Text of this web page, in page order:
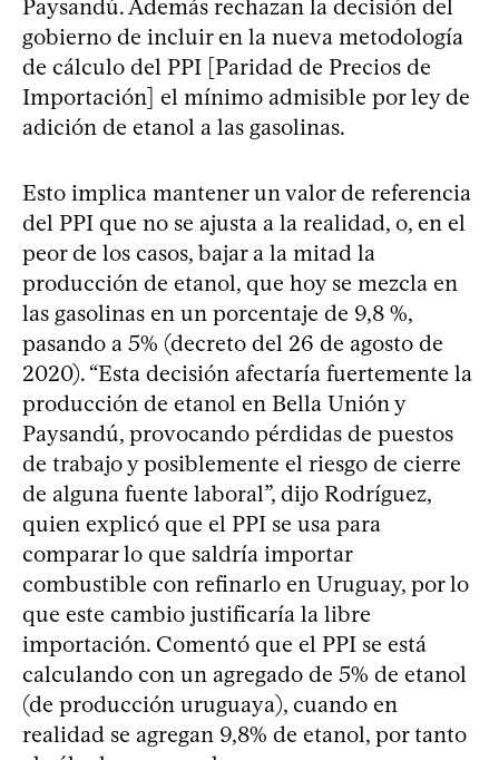
Paysandú. Además rechazan la decisión del
gobierno de incluir en la nueva metodología
de cálculo del PPI [Paridad de Precios de
Importación] el mínimo admisible por ley de
adición de etanol a las gasolinas.
Esto implica mantener un valor de referencia
del PPI que no se ajusta a la realidad, o, en el
peor de los casos, bajar a la mitad la
producción de etanol, que hoy se mezcla en
las gasolinas en un porcentaje de 9,8 %,
pasando a 5% (decreto del 26 de agosto de
2020). “Esta decisión afectaría fuertemente la
producción de etanol en Bella Unión y
Paysandú, provocando pérdidas de puestos
de trabajo y posiblemente el riesgo de cierre
de alguna fuente laboral”, dijo Rodríguez,
quien explicó que el PPI se usa para
comparar lo que saldría importar
combustible con refinarlo en Uruguay, por lo
que este cambio justificaría la libre
importación. Comentó que el PPI se está
calculando con un agregado de 5% de etanol
(de producción uruguaya), cuando en
realidad se agregan 9,8% de etanol, por tanto